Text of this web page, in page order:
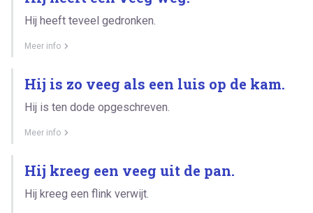
Hij heeft teveel gedronken.
Meer info
Hij is zo veeg als een luis op de kam.
Hij is ten dode opgeschreven.
Meer info
Hij kreeg een veeg uit de pan.
Hij kreeg een flink verwijt.